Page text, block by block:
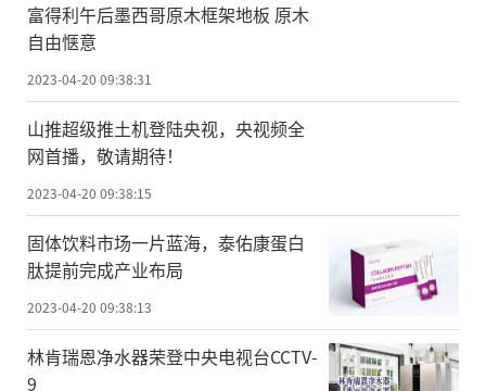
富得利午后墨西哥原木框架地板 原木
自由惬意
2023-04-20 09:38:31
山推超级推土机登陆央视，央视频全
网首播，敬请期待！
2023-04-20 09:38:15
固体饮料市场一片蓝海，泰佑康蛋白
肽提前完成产业布局
2023-04-20 09:38:13
林肯瑞恩净水器荣登中央电视台CCTV-
9